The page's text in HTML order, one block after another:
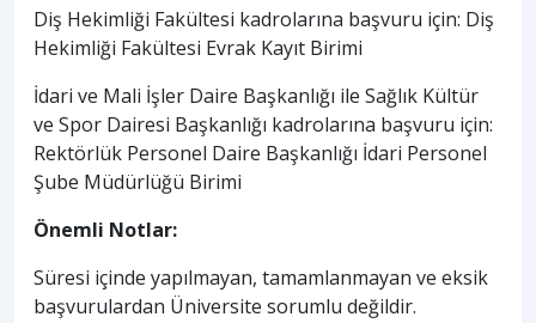
Diş Hekimliği Fakültesi kadrolarına başvuru için: Diş
Hekimliği Fakültesi Evrak Kayıt Birimi
İdari ve Mali İşler Daire Başkanlığı ile Sağlık Kültür
ve Spor Dairesi Başkanlığı kadrolarına başvuru için:
Rektörlük Personel Daire Başkanlığı İdari Personel
Şube Müdürlüğü Birimi
Önemli Notlar:
Süresi içinde yapılmayan, tamamlanmayan ve eksik
başvurulardan Üniversite sorumlu değildir.